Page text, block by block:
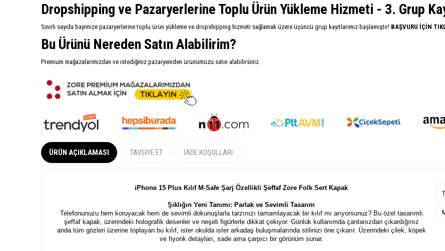
Dropshipping ve Pazaryerlerine Toplu Ürün Yükleme Hizmeti - 3. Grup
Sınırlı sayıda bayimize pazaryerlerine toplu ürün yükleme ve dropshipping hizmeti sağlamak üzere üçüncü grup kayıtlarımız başlamıştır! BAŞVURU İÇİN
Bu Ürünü Nereden Satın Alabilirim?
Premium mağazalarımızdan ve istediğiniz pazaryeinden ürünümüzü satın alabilirsiniz.
ÜRÜN AÇIKLAMASI TAVSIYE ET İADE KOŞULLARI
iPhone 15 Plus Kılıf M-Safe Şarj Özellikli Şeffaf Zore Folk Sert Kapak
Şıklığın Yeni Tanımı: Parlak ve Sevimli Tasarım
Telefonunuzu hem koruyacak hem de sevimli dokunuşlarla tarzınızı tamamlayacak bir kılıf mı arıyorsunuz? Bu özel tasarımlı
şeffaf kapak, üzerindeki holografik desenler ve neşeli figürlerle dikkat çekiyor. Günlük kullanımda çantanızdan çıkardığınız
anda tüm gözleri üzerine toplayan bu kılıf, ister okulda ister arkadaş buluşmalarında stilinizi öne çıkarır. Üzerindeki çilek, köpek
ve fiyonk detayları, sade ama çarpıcı bir görünüm sunar.